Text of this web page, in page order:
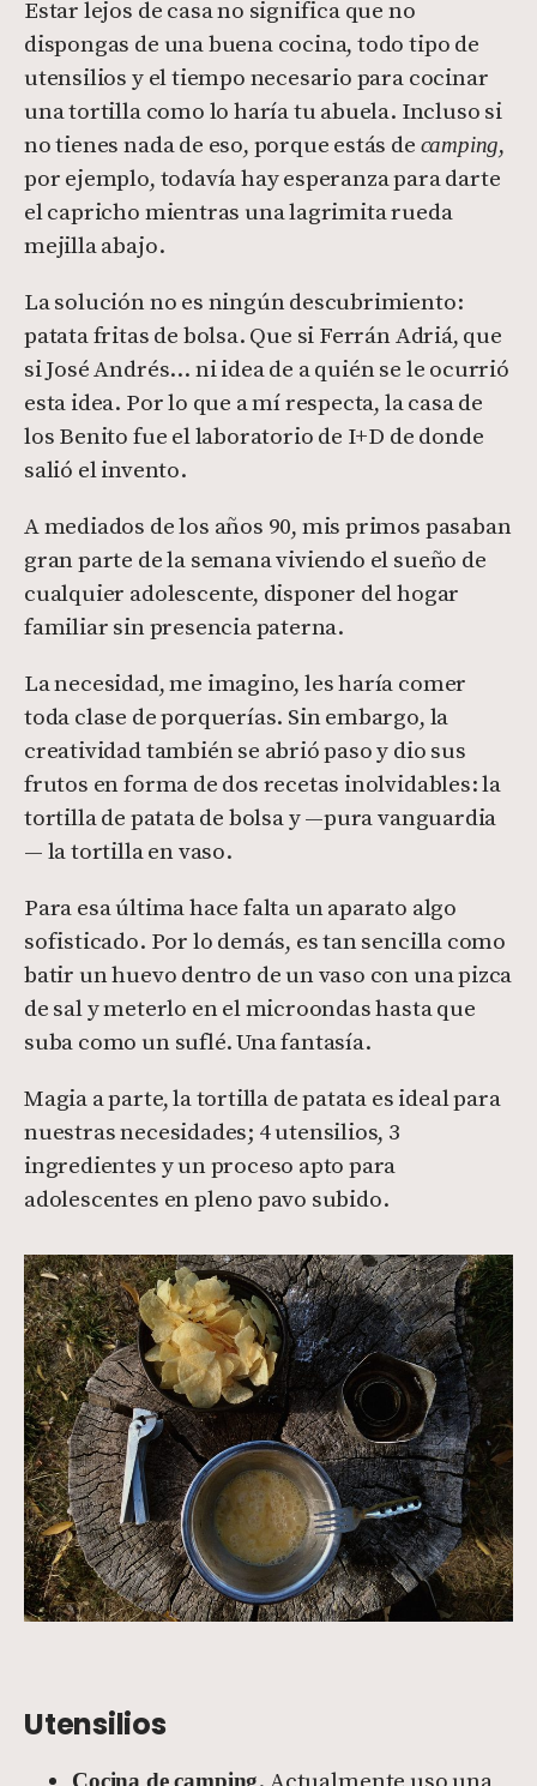
Estar lejos de casa no significa que no
dispongas de una buena cocina, todo tipo de
utensilios y el tiempo necesario para cocinar
una tortilla como lo haría tu abuela. Incluso si
no tienes nada de eso, porque estás de camping,
por ejemplo, todavía hay esperanza para darte
el capricho mientras una lagrimita rueda
mejilla abajo.
La solución no es ningún descubrimiento:
patata fritas de bolsa. Que si Ferrán Adriá, que
si José Andrés… ni idea de a quién se le ocurrió
esta idea. Por lo que a mí respecta, la casa de
los Benito fue el laboratorio de I+D de donde
salió el invento.
A mediados de los años 90, mis primos pasaban
gran parte de la semana viviendo el sueño de
cualquier adolescente, disponer del hogar
familiar sin presencia paterna.
La necesidad, me imagino, les haría comer
toda clase de porquerías. Sin embargo, la
creatividad también se abrió paso y dio sus
frutos en forma de dos recetas inolvidables: la
tortilla de patata de bolsa y —pura vanguardia
— la tortilla en vaso.
Para esa última hace falta un aparato algo
sofisticado. Por lo demás, es tan sencilla como
batir un huevo dentro de un vaso con una pizca
de sal y meterlo en el microondas hasta que
suba como un suflé. Una fantasía.
Magia a parte, la tortilla de patata es ideal para
nuestras necesidades; 4 utensilios, 3
ingredientes y un proceso apto para
adolescentes en pleno pavo subido.
Utensilios
Cocina de camping